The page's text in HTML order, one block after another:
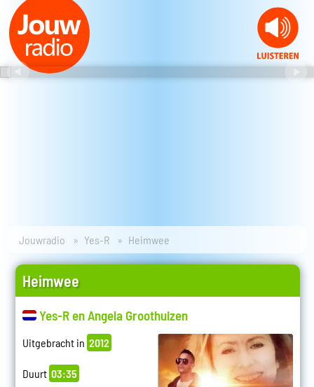
Jouwradio Yes-R Heimwee
Heimwee
Yes-R en Angela Groothuizen
Uitgebracht in 2012
Duurt 03:35